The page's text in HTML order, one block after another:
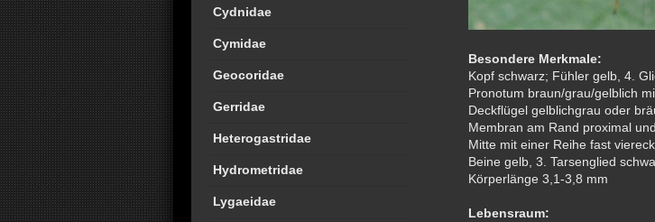
Besondere Merkmale:
Kopf schwarz; Fühler gelb, 4.
Pronotum braun/grau/gelblich
Deckflügel gelblichgrau oder
Membran am Rand proximal
Mitte mit einer Reihe fast
Beine gelb, 3. Tarsenglied
Körperlänge 3,1-3,8 mm
Lebensraum:
Cydnidae
Cymidae
Geocoridae
Gerridae
Heterogastridae
Hydrometridae
Lygaeidae